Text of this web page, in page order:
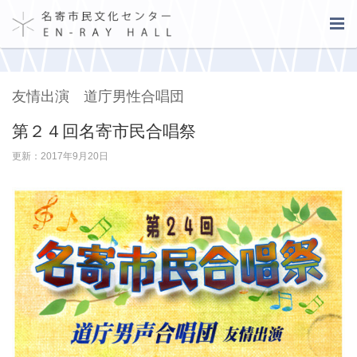
友情出演 道庁男性合唱団
第２４回名寄市民合唱祭
更新：2017年9月20日